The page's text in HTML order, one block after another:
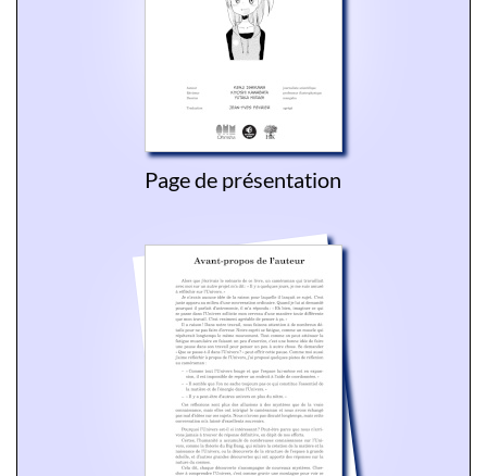
Page de présentation